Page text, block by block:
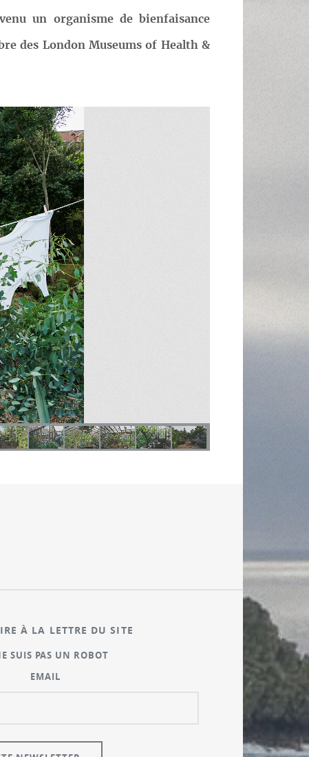
un organisme de bienfaisance
des London Museums of Health &
À LA LETTRE DU SITE
SUIS PAS UN ROBOT
EMAIL